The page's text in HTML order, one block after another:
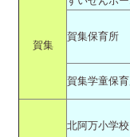
賀集
賀集保育所
賀集学童保
北阿万小学校